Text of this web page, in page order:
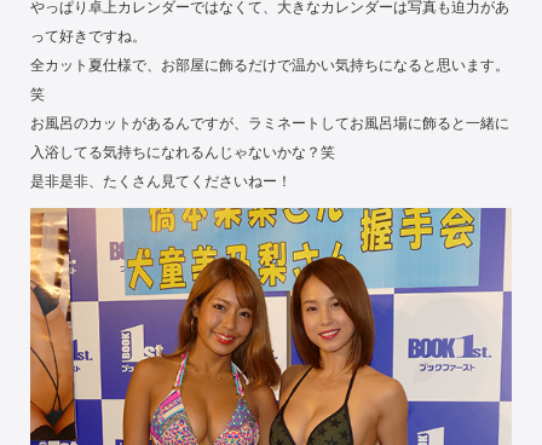
やっぱり卓上カレンダーではなくて、大きなカレンダーは写真も迫力があ
って好きですね。
全カット夏仕様で、お部屋に飾るだけで温かい気持ちになると思います。
笑
お風呂のカットがあるんですが、ラミネートしてお風呂場に飾ると一緒に
入浴してる気持ちになれるんじゃないかな？笑
是非是非、たくさん見てくださいねー！